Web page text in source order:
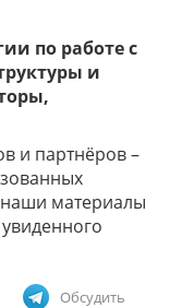
по работе с
и
и партнёров –
материалы
Обсудить